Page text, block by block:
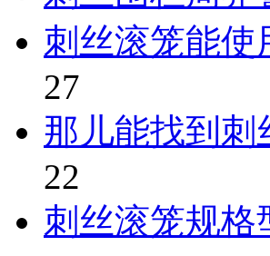
刺丝滚笼能使
27
那儿能找到刺
22
刺丝滚笼规格